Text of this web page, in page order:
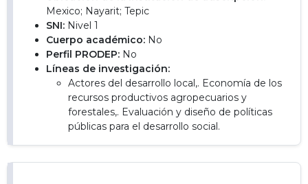
Mexico; Nayarit; Tepic
SNI: Nivel 1
Cuerpo académico: No
Perfil PRODEP: No
Líneas de investigación:
Actores del desarrollo local,. Economía de los
recursos productivos agropecuarios y
forestales,. Evaluación y diseño de políticas
públicas para el desarrollo social.